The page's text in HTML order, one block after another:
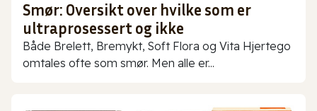
Smør: Oversikt over hvilke som er
ultraprosessert og ikke
Både Brelett, Bremykt, Soft Flora og Vita Hjertego
omtales ofte som smør. Men alle er...